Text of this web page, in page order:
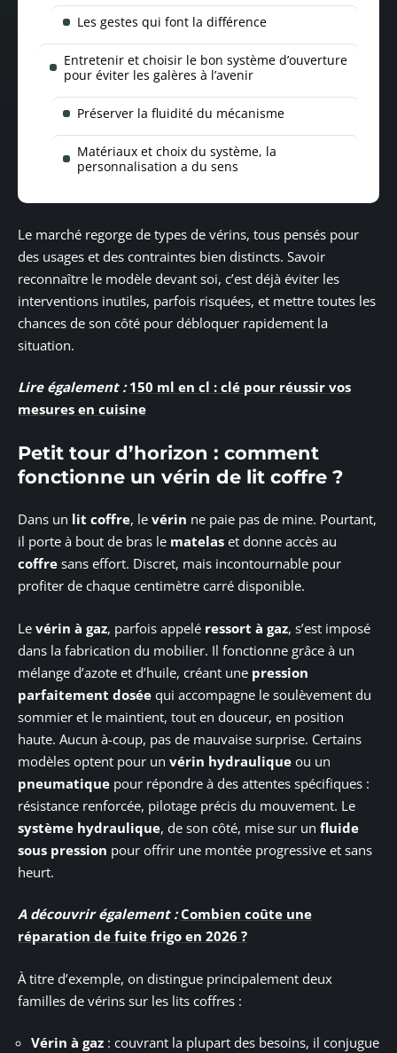
Les gestes qui font la différence
Entretenir et choisir le bon système d’ouverture
pour éviter les galères à l’avenir
Préserver la fluidité du mécanisme
Matériaux et choix du système, la
personnalisation a du sens
Le marché regorge de types de vérins, tous pensés pour
des usages et des contraintes bien distincts. Savoir
reconnaître le modèle devant soi, c’est déjà éviter les
interventions inutiles, parfois risquées, et mettre toutes les
chances de son côté pour débloquer rapidement la
situation.
Lire également : 150 ml en cl : clé pour réussir vos
mesures en cuisine
Petit tour d’horizon : comment
fonctionne un vérin de lit coffre ?
Dans un lit coffre, le vérin ne paie pas de mine. Pourtant,
il porte à bout de bras le matelas et donne accès au
coffre sans effort. Discret, mais incontournable pour
profiter de chaque centimètre carré disponible.
Le vérin à gaz, parfois appelé ressort à gaz, s’est imposé
dans la fabrication du mobilier. Il fonctionne grâce à un
mélange d’azote et d’huile, créant une pression
parfaitement dosée qui accompagne le soulèvement du
sommier et le maintient, tout en douceur, en position
haute. Aucun à-coup, pas de mauvaise surprise. Certains
modèles optent pour un vérin hydraulique ou un
pneumatique pour répondre à des attentes spécifiques :
résistance renforcée, pilotage précis du mouvement. Le
système hydraulique, de son côté, mise sur un fluide
sous pression pour offrir une montée progressive et sans
heurt.
A découvrir également : Combien coûte une
réparation de fuite frigo en 2026 ?
À titre d’exemple, on distingue principalement deux
familles de vérins sur les lits coffres :
Vérin à gaz : couvrant la plupart des besoins, il conjugue